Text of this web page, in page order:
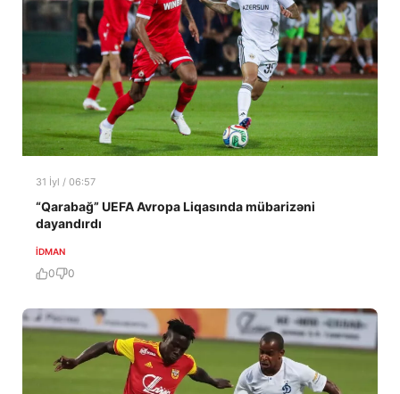
31 İyl / 06:57
“Qarabağ” UEFA Avropa Liqasında mübarizəni
dayandırdı
İDMAN
0 0